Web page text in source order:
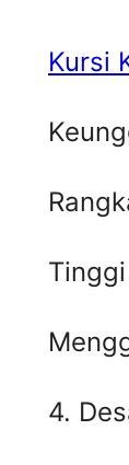
Kursi
4.